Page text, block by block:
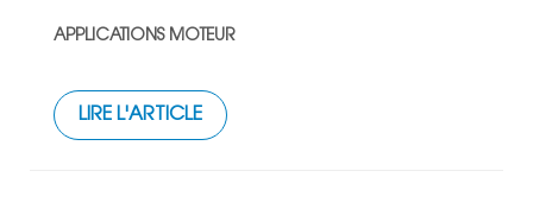
APPLICATIONS MOTEUR
LIRE L'ARTICLE